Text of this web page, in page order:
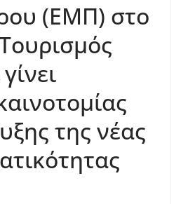
(ΕΜΠ) στο
της νέας